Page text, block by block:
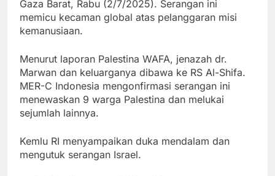
Gaza Barat, Rabu (2/7/2025). Serangan ini
memicu kecaman global atas pelanggaran misi
kemanusiaan.
Menurut laporan Palestina WAFA, jenazah dr.
Marwan dan keluarganya dibawa ke RS Al-Shifa.
MER-C Indonesia mengonfirmasi serangan ini
menewaskan 9 warga Palestina dan melukai
sejumlah lainnya.
Kemlu RI menyampaikan duka mendalam dan
mengutuk serangan Israel.